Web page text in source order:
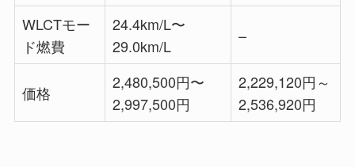
WLCTモー
ド燃費
24.4km/L〜
29.0km/L
–
価格
2,480,500円〜
2,997,500円
2,229,120円～
2,536,920円